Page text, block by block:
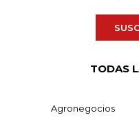
TODAS
Agronegocios